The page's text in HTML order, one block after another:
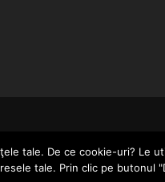
POLITICĂ DE
tale. De ce cookie-uri? Le
tale. Prin clic pe butonul